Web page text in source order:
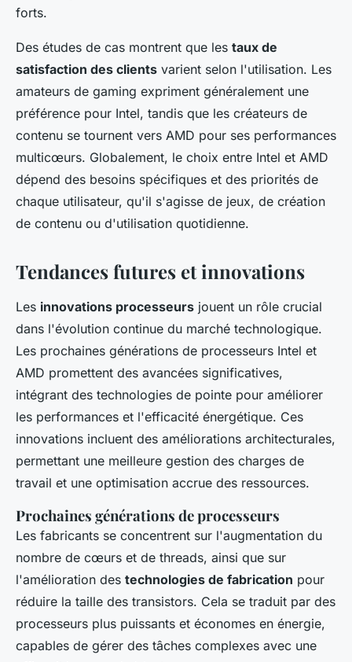
forts.
Des études de cas montrent que les taux de
satisfaction des clients varient selon l'utilisation. Les
amateurs de gaming expriment généralement une
préférence pour Intel, tandis que les créateurs de
contenu se tournent vers AMD pour ses performances
multicœurs. Globalement, le choix entre Intel et AMD
dépend des besoins spécifiques et des priorités de
chaque utilisateur, qu'il s'agisse de jeux, de création
de contenu ou d'utilisation quotidienne.
Tendances futures et innovations
Les innovations processeurs jouent un rôle crucial
dans l'évolution continue du marché technologique.
Les prochaines générations de processeurs Intel et
AMD promettent des avancées significatives,
intégrant des technologies de pointe pour améliorer
les performances et l'efficacité énergétique. Ces
innovations incluent des améliorations architecturales,
permettant une meilleure gestion des charges de
travail et une optimisation accrue des ressources.
Prochaines générations de processeurs
Les fabricants se concentrent sur l'augmentation du
nombre de cœurs et de threads, ainsi que sur
l'amélioration des technologies de fabrication pour
réduire la taille des transistors. Cela se traduit par des
processeurs plus puissants et économes en énergie,
capables de gérer des tâches complexes avec une